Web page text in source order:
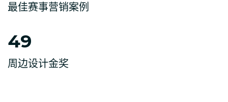
最佳赛事营销案例
49
周边设计金奖